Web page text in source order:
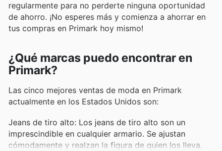
regularmente para no perderte ninguna oportunidad
de ahorro. ¡No esperes más y comienza a ahorrar en
tus compras en Primark hoy mismo!
¿Qué marcas puedo encontrar en
Primark?
Las cinco mejores ventas de moda en Primark
actualmente en los Estados Unidos son:
Jeans de tiro alto: Los jeans de tiro alto son un
imprescindible en cualquier armario. Se ajustan
cómodamente y realzan la figura de quien los lleva.